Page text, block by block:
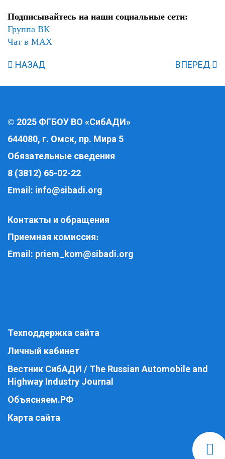
Подписывайтесь на наши социальные сети:
Группа ВК
Чат в MAX
НАЗАД ВПЕРЁД
© 2025 ФГБОУ ВО «СибАДИ»
644080, г. Омск, пр. Мира 5
Обязательные сведения
8 (3812) 65-02-22
Email: info@sibadi.org
Контакты и обращения
Приемная комиссия:
Email: priem_kom@sibadi.org
Техподдержка сайта
Личный кабинет
Вестник СибАДИ / The Russian Automobile and
Highway Industry Journal
Объясняем.РФ
Карта сайта